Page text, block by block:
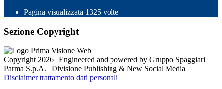
Pagina visualizzata 1325 volte
Sezione Copyright
Copyright 2026 | Engineered and powered by Gruppo Spaggiari
Parma S.p.A. | Divisione Publishing & New Social Media
Disclaimer trattamento dati personali